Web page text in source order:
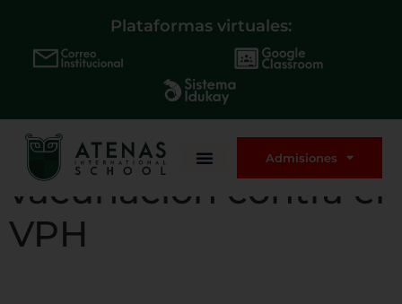
Plataformas virtuales:
Admisiones
Jornada de
vacunación contra el
VPH